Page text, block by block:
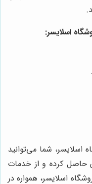
اسلایسر:
اسلایسر، شما می‌توانید
حاصل کرده و از خدمات
اسلایسر، همواره در